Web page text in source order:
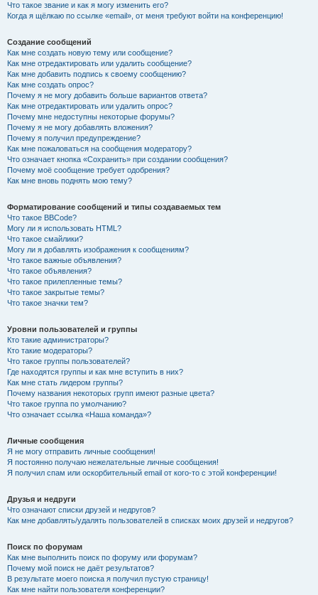
Что такое звание и как я могу изменить его?
Когда я щёлкаю по ссылке «email», от меня требуют войти на конференцию!
Создание сообщений
Как мне создать новую тему или сообщение?
Как мне отредактировать или удалить сообщение?
Как мне добавить подпись к своему сообщению?
Как мне создать опрос?
Почему я не могу добавить больше вариантов ответа?
Как мне отредактировать или удалить опрос?
Почему мне недоступны некоторые форумы?
Почему я не могу добавлять вложения?
Почему я получил предупреждение?
Как мне пожаловаться на сообщения модератору?
Что означает кнопка «Сохранить» при создании сообщения?
Почему моё сообщение требует одобрения?
Как мне вновь поднять мою тему?
Форматирование сообщений и типы создаваемых тем
Что такое BBCode?
Могу ли я использовать HTML?
Что такое смайлики?
Могу ли я добавлять изображения к сообщениям?
Что такое важные объявления?
Что такое объявления?
Что такое прилепленные темы?
Что такое закрытые темы?
Что такое значки тем?
Уровни пользователей и группы
Кто такие администраторы?
Кто такие модераторы?
Что такое группы пользователей?
Где находятся группы и как мне вступить в них?
Как мне стать лидером группы?
Почему названия некоторых групп имеют разные цвета?
Что такое группа по умолчанию?
Что означает ссылка «Наша команда»?
Личные сообщения
Я не могу отправить личные сообщения!
Я постоянно получаю нежелательные личные сообщения!
Я получил спам или оскорбительный email от кого-то с этой конференции!
Друзья и недруги
Что означают списки друзей и недругов?
Как мне добавлять/удалять пользователей в списках моих друзей и недругов?
Поиск по форумам
Как мне выполнить поиск по форуму или форумам?
Почему мой поиск не даёт результатов?
В результате моего поиска я получил пустую страницу!
Как мне найти пользователя конференции?